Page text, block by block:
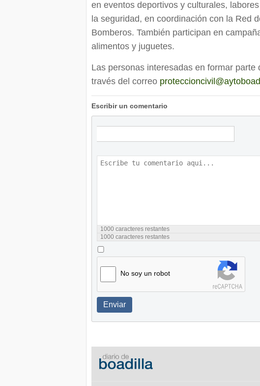
en eventos deportivos y culturales,
la seguridad, en coordinación con la Red
Bomberos. También participan en
alimentos y juguetes.
Las personas interesadas en formar
través del correo
Escribir un comentario
1000 caracteres restantes
1000 caracteres restantes
No soy un robot
Enviar